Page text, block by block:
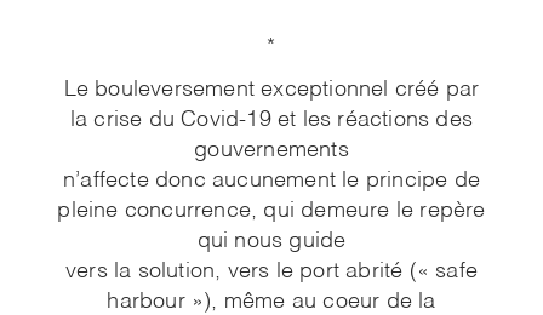
*
Le bouleversement exceptionnel créé par
la crise du Covid-19 et les réactions des
gouvernements
n’affecte donc aucunement le principe de
pleine concurrence, qui demeure le repère
qui nous guide
vers la solution, vers le port abrité (« safe
harbour »), même au coeur de la